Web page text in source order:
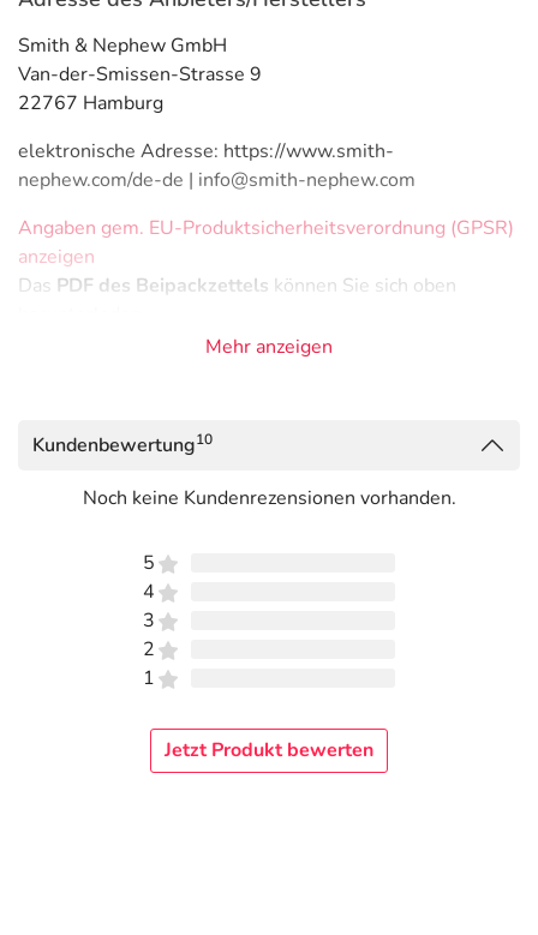
Smith & Nephew GmbH
Van-der-Smissen-Strasse 9
22767 Hamburg
elektronische Adresse: https://www.smith-
nephew.com/de-de | info@smith-nephew.com
Angaben gem. EU-Produktsicherheitsverordnung (GPSR)
anzeigen
Das PDF des Beipackzettels können Sie sich oben
Mehr anzeigen
Kundenbewertung10
Noch keine Kundenrezensionen vorhanden.
5
4
3
2
1
Jetzt Produkt bewerten